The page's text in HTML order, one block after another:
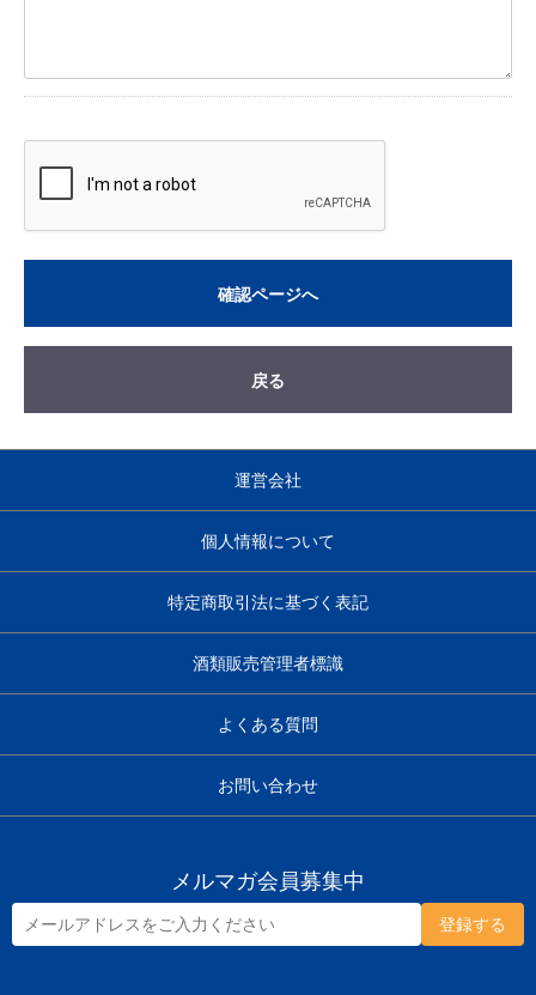
確認ページへ
戻る
運営会社
個人情報について
特定商取引法に基づく表記
酒類販売管理者標識
よくある質問
お問い合わせ
メルマガ会員募集中